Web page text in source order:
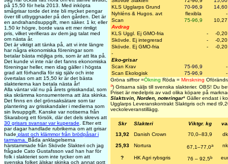
på 15,50 för hela 2013. Med inköpta
smågrisar torde det inte bli mycket pengar
över till utbyggnader på den gården. Det är
en andrahandsuppgift, men säker. 1 kr, eller
1,50 kr högre, borde vara ett mer rimligt
pris, vilket verifieras av dem jag talat med
om nästa år.
Det är viktigt att tänka på, att vi inte längre
har några ekonomiska föreningar som
betalar bästa möjliga pris, som är att lita på.
Det kunde vi inte när det fanns ekonomiska
föreningar heller, men idag gäller i högsta
grad att förhandla för sig själv och inte
övertalas om att 15,50 kr är det bästa
slakterierna kan betala nästa år!
Alla väntar väl nu på årets grisskandal, som
ska skrämma konsumenterna att äta skinka.
Det finns en del grönsaksätare som tar
plantering av grisskandaler i medierna som
sin livsuppgift. Kanske var notiserna från
Skaraborg ett försök, där det dels skrevs att
30 grisars svansar var kuperade . Efter ett
par dagar handlade rubrikerna om att grisar
hade plast och klämmor från brödpåsar i
tarmarna. Båda anklagelserna
härstammade från Skövde Slakteri och jag
frågade Cato Gustafsson vad han har för
folk i slakteriet som inte tycker om att
svenska folket älskar skinka och annat gott
KLS Ugglarps Grund
70-96,9
14,60
Nyhléns & Hugos. avt
flexibla
-
Scan
75-96,9
10,27
Avdrag
KLS Uggl. Ej GMO-fria
-
-0,20
Skövde. Ej integrerad
-
-0,20
Skövde. Ej GMO-fria
-
-0,20
-
Eko-grisar
Scan Krav
75-96,9
-
Scan Ekologisk
75-96,9
-
Gröna siffror =Ökning Röda = Minskning
a) Grisarna säljs till svenska slakterier. OBS! Du
Priset är medelpris av vad olika köpare på
Slaktsvin, Norden, noteringar* Gäller endast i
Ugglarps Leveranskontrakt Slaktgris och med t
veckoleveranstillägg.
Skr Slakteri Viktgr. kg
13,92
Danish Crown 70,0–83,9
25,93
Nortura 67,1–77,0a
? HK Agri rybsgris 76 – 92,5b